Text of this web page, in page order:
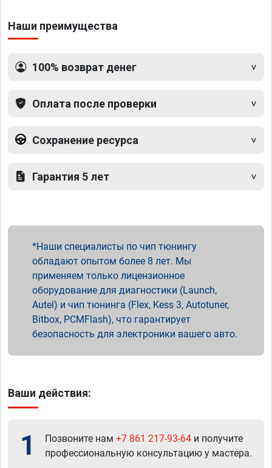
Наши преимущества
100% возврат денег
Оплата после проверки
Сохранение ресурса
Гарантия 5 лет
Наши специалисты по чип тюнингу
обладают опытом более 8 лет. Мы
применяем только лицензионное
оборудование для диагностики (Launch,
Autel) и чип тюнинга (Flex, Kess 3, Autotuner,
Bitbox, PCMFlash), что гарантирует
безопасность для электроники вашего авто.
Ваши действия:
1 Позвоните нам +7 861 217-93-64 и получите
профессиональную консультацию у мастера.